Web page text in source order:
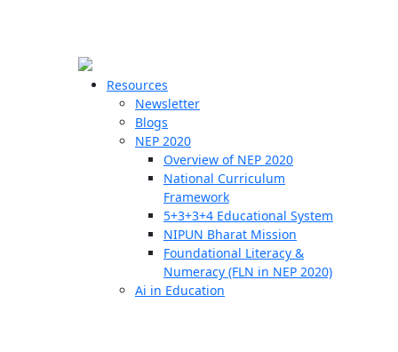
Resources
Newsletter
Blogs
NEP 2020
Overview of NEP 2020
National Curriculum
Framework
5+3+3+4 Educational System
NIPUN Bharat Mission
Foundational Literacy &
Numeracy (FLN in NEP 2020)
Ai in Education